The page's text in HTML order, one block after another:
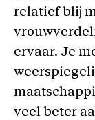
relatief blij
ervaar. Je
veel beter